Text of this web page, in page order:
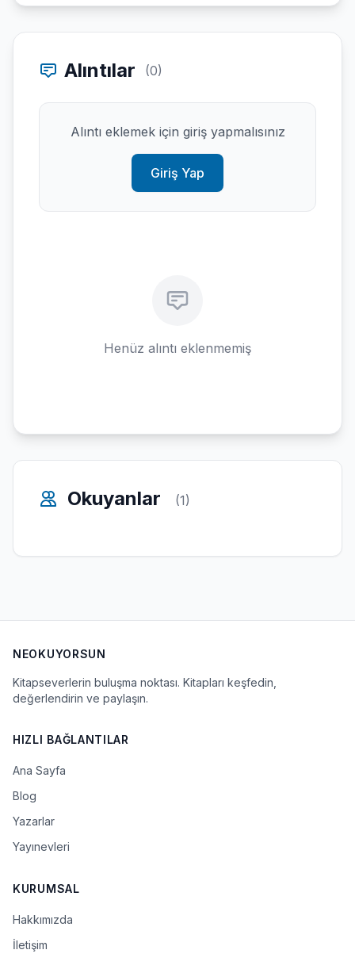
Alıntılar (0)
Alıntı eklemek için giriş yapmalısınız
Giriş Yap
Henüz alıntı eklenmemiş
Okuyanlar (1)
NEOKUYORSUN
Kitapseverlerin buluşma noktası. Kitapları keşfedin,
değerlendirin ve paylaşın.
HIZLI BAĞLANTILAR
Ana Sayfa
Blog
Yazarlar
Yayınevleri
KURUMSAL
Hakkımızda
İletişim